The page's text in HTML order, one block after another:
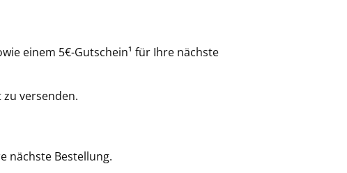
einem 5€-Gutschein¹ für Ihre nächste
versenden.
nächste Bestellung.